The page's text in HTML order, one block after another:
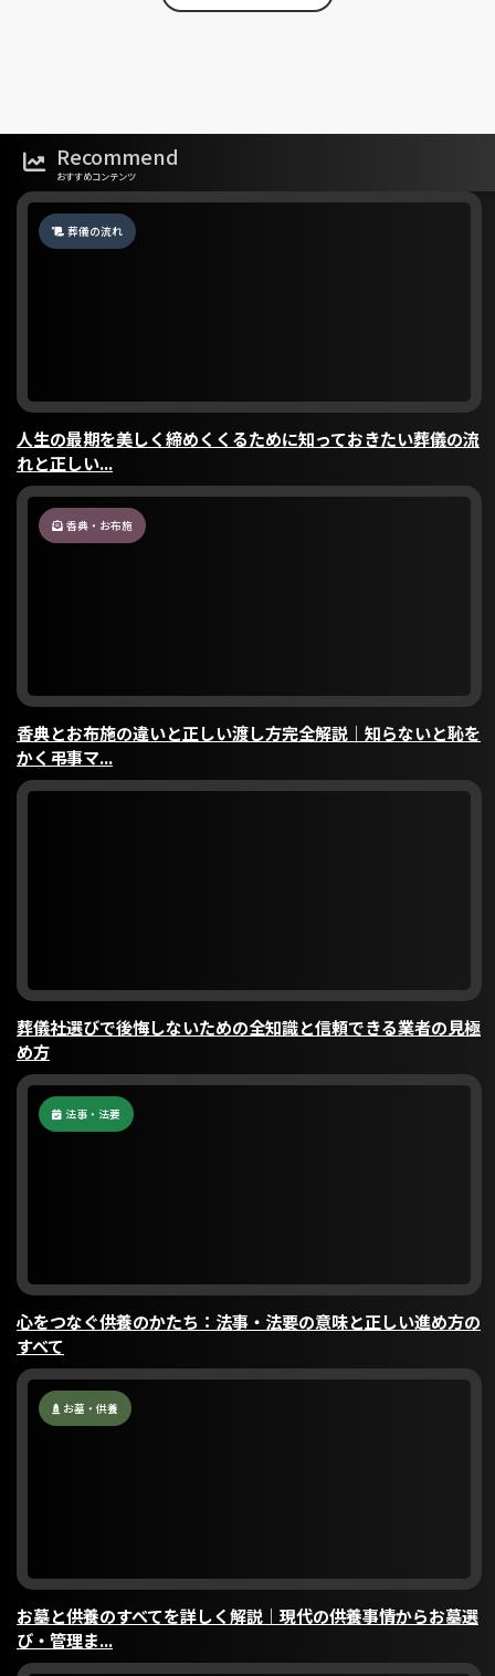
Recommend
おすすめコンテンツ
葬儀の流れ
人生の最期を美しく締めくくるために知っておきたい葬儀の流
れと正しい...
香典・お布施
香典とお布施の違いと正しい渡し方完全解説｜知らないと恥を
かく弔事マ...
葬儀社選びで後悔しないための全知識と信頼できる業者の見極
め方
法事・法要
心をつなぐ供養のかたち：法事・法要の意味と正しい進め方の
すべて
お墓・供養
お墓と供養のすべてを詳しく解説｜現代の供養事情からお墓選
び・管理ま...